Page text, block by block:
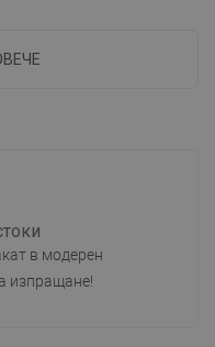
в модерен
изпращане!